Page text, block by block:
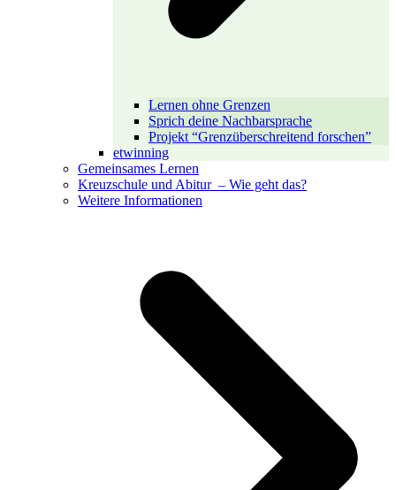
Lernen ohne Grenzen
Sprich deine Nachbarsprache
Projekt “Grenzüberschreitend forschen”
etwinning
Gemeinsames Lernen
Kreuzschule und Abitur – Wie geht das?
Weitere Informationen